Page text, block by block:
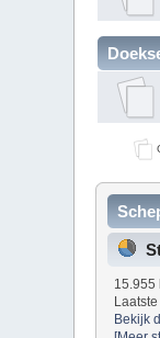
15.955
Bekijk